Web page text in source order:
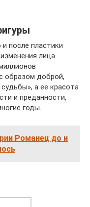
после пластики
лица
образом доброй,
а ее красота
и преданности,
годы.
Романец до и